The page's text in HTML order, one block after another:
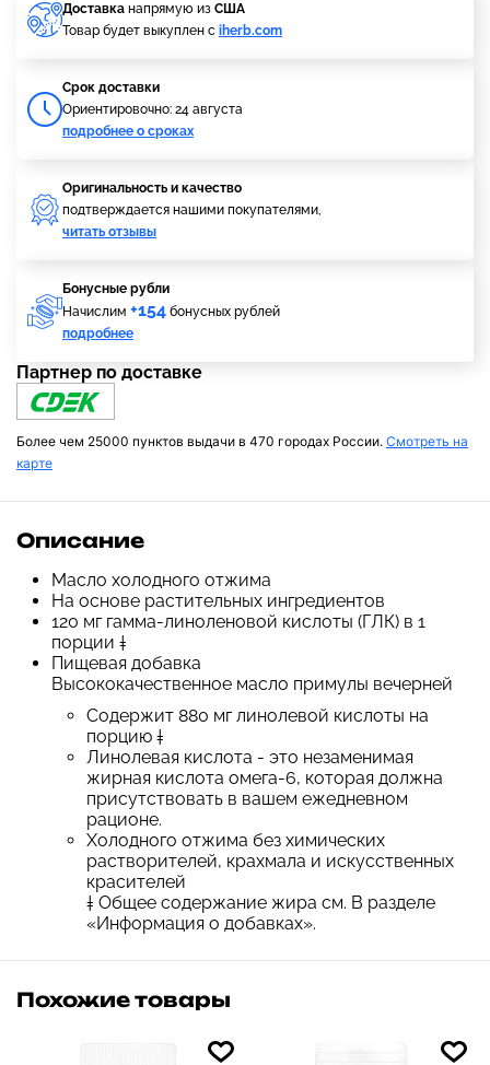
Доставка напрямую из США
Товар будет выкуплен с iherb.com
Cрок доставки
Ориентировочно: 24 августа
подробнее о сроках
Оригинальность и качество
подтверждается нашими покупателями,
читать отзывы
Бонусные рубли
Начислим +154 бонусных рублей
подробнее
Партнер по доставке
Более чем 25000 пунктов выдачи в 470 городах России. Смотреть на
карте
Описание
Масло холодного отжима
На основе растительных ингредиентов
120 мг гамма-линоленовой кислоты (ГЛК) в 1
порции ‡
Пищевая добавка
Высококачественное масло примулы вечерней
Содержит 880 мг линолевой кислоты на
порцию ‡
Линолевая кислота - это незаменимая
жирная кислота омега-6, которая должна
присутствовать в вашем ежедневном
рационе.
Холодного отжима без химических
растворителей, крахмала и искусственных
красителей
‡ Общее содержание жира см. В разделе
«Информация о добавках».
Похожие товары